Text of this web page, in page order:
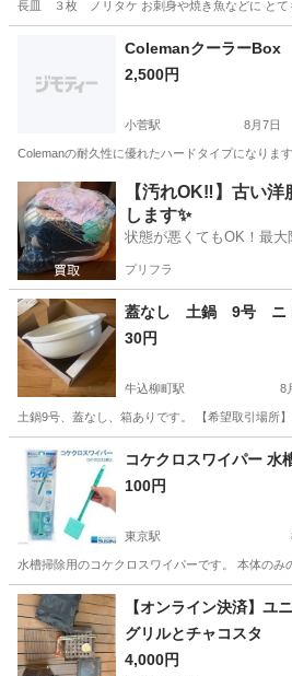
長皿 ３枚 ノリタケ お刺身や焼き魚などに とて
泉体育館駅 食器
ColemanクーラーBox
2,500円
小菅駅 8月7日
Colemanの耐久性に優れたハードタイプになりま
東京 葛飾区 小菅駅 その他
【汚れOK‼️】古い
します✨
状態が悪くてもOK！最大
プリフラ
蓋なし 土鍋 9号 ニ
30円
牛込柳町駅 8
土鍋9号、蓋なし、箱ありです。 【希望取引場所
東京 新宿区 牛込柳町駅 調理器具
コケクロスワイパー 水
100円
東京駅
水槽掃除用のコケクロスワイパーです。 本体の
東京 足立区 東京駅 その他
【オンライン決済】
グリルとチャコスタ
4,000円